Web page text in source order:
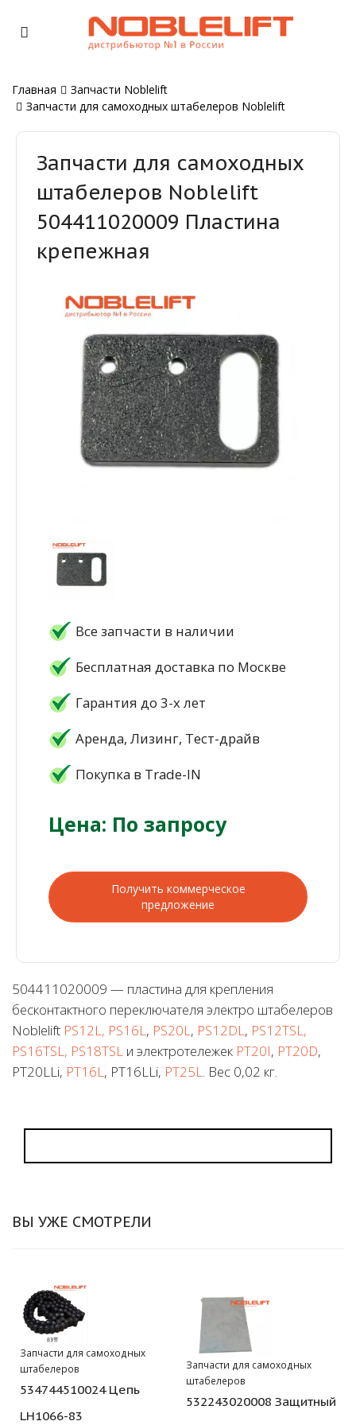
Главная
Запчасти Noblelift
Запчасти для самоходных штабелеров Noblelift
Запчасти для самоходных
штабелеров Noblelift
504411020009 Пластина
крепежная
Все запчасти в наличии
Бесплатная доставка по Москве
Гарантия до 3-х лет
Аренда, Лизинг, Тест-драйв
Покупка в Trade-IN
Цена: По запросу
Получить коммерческое
предложение
504411020009 — пластина для крепления
бесконтактного переключателя электро штабелеров
Noblelift PS12L, PS16L, PS20L, PS12DL, PS12TSL,
PS16TSL, PS18TSL и электротележек PT20I, PT20D,
PT20LLi, PT16L, PT16LLi, PT25L. Вес 0,02 кг.
ВЫ УЖЕ СМОТРЕЛИ
Запчасти для самоходных
штабелеров
534744510024 Цепь
LH1066-83
Запчасти для самоходных
штабелеров
532243020008 Защитный